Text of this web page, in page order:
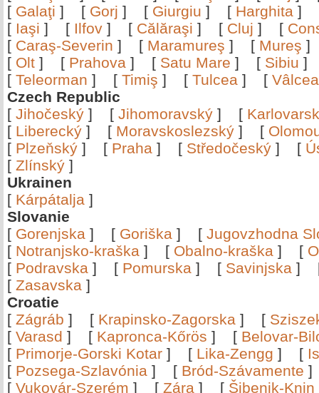
[ Galaţi ] [ Gorj ] [ Giurgiu ] [ Harghita ]
[ Iaşi ] [ Ilfov ] [ Călăraşi ] [ Cluj ] [
[ Caraş-Severin ] [ Maramureş ] [ Mureş
[ Olt ] [ Prahova ] [ Satu Mare ] [ Sibiu
[ Teleorman ] [ Timiş ] [ Tulcea ] [
Czech Republic
[ Jihočeský ] [ Jihomoravský ] [
[ Liberecký ] [ Moravskoslezský ] [
[ Plzeňský ] [ Praha ] [ Středočeský ] [
[ Zlínský ]
Ukrainen
[ Kárpátalja ]
Slovanie
[ Gorenjska ] [ Goriška ] [ Jugovzhodna
[ Notranjsko-kraška ] [ Obalno-kraška ] [
[ Podravska ] [ Pomurska ] [ Savinjska ]
[ Zasavska ]
Croatie
[ Zágráb ] [ Krapinsko-Zagorska ] [
[ Varasd ] [ Kapronca-Kőrös ] [ Belovar-
[ Primorje-Gorski Kotar ] [ Lika-Zengg ] [
[ Pozsega-Szlavónia ] [ Bród-Szávamente
[ Vukovár-Szerém ] [ Zára ] [ Šibenik-Knin